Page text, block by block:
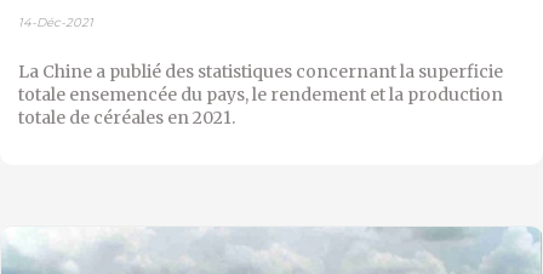
14-Déc-2021
La Chine a publié des statistiques concernant la superficie
totale ensemencée du pays, le rendement et la production
totale de céréales en 2021.